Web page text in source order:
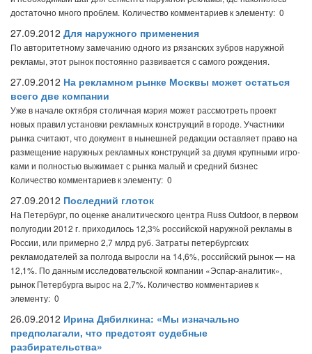
достаточно много проблем. Количество комментариев к элементу: 0
27.09.2012 Для наружного применения
По авторитетному замечанию одного из рязанских зубров наружной
рекламы, этот рынок постоянно развивается с самого рождения.
27.09.2012 На рекламном рынке Москвы может остаться
всего две компании
Уже в начале октября столичная мэрия может рассмотреть проект
новых правил установки рекламных конст­рукций в городе. Участники
рынка считают, что документ в нынешней редакции оставляет право на
размещение наружных рекламных конст­рукций за двумя крупными игро­
ками и полностью выжимает с рынка малый и средний бизнес
Количество комментариев к элементу: 0
27.09.2012 Последний глоток
На Петербург, по оценке аналитического центра Russ Outdoor, в первом
полугодии 2012 г. приходилось 12,3% российской наружной рекламы в
России, или примерно 2,7 млрд руб. Затраты петербургских
рекламодателей за полгода выросли на 14,6%, российский рынок — на
12,1%. По данным исследовательской компании «Эспар-аналитик»,
рынок Петербурга вырос на 2,7%. Количество комментариев к
элементу: 0
26.09.2012 Ирина Дябилкина: «Мы изначально
предполагали, что предстоят судебные
разбирательства»